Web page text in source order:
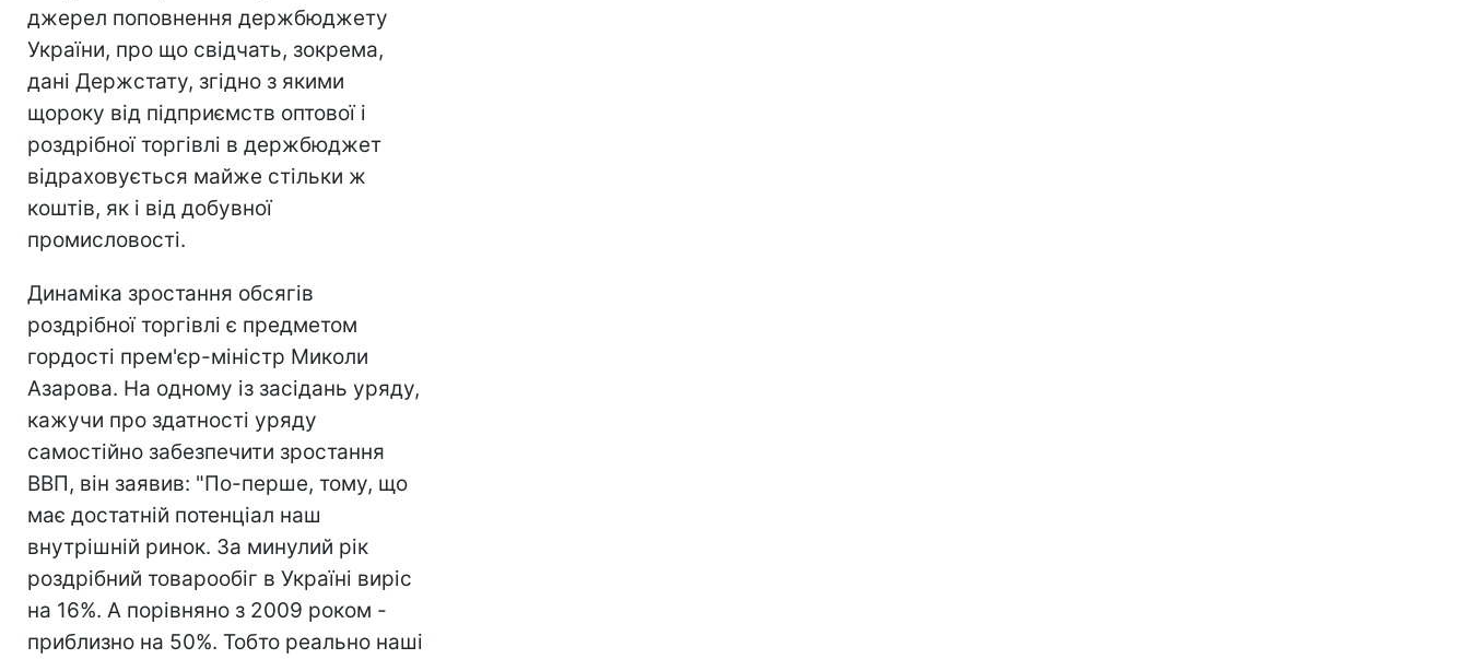
джерел поповнення держбюджету
України, про що свідчать, зокрема,
дані Держстату, згідно з якими
щороку від підприємств оптової і
роздрібної торгівлі в держбюджет
відраховується майже стільки ж
коштів, як і від добувної
промисловості.
Динаміка зростання обсягів
роздрібної торгівлі є предметом
гордості прем'єр-міністр Миколи
Азарова. На одному із засідань уряду,
кажучи про здатності уряду
самостійно забезпечити зростання
ВВП, він заявив: "По-перше, тому, що
має достатній потенціал наш
внутрішній ринок. За минулий рік
роздрібний товарообіг в Україні виріс
на 16%. А порівняно з 2009 роком -
приблизно на 50%. Тобто реально наші